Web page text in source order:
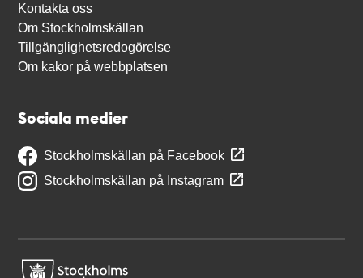
Kontakta oss
Om Stockholmskällan
Tillgänglighetsredogörelse
Om kakor på webbplatsen
Sociala medier
Stockholmskällan på Facebook
Stockholmskällan på Instagram